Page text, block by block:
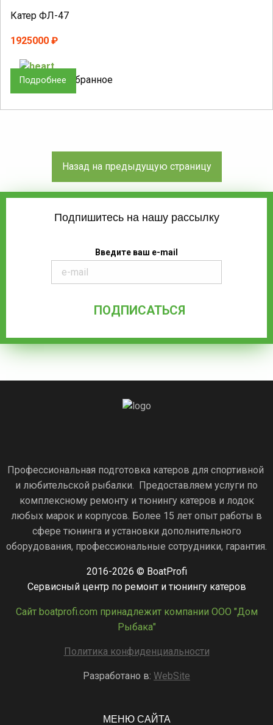
Катер ФЛ-47
1925000 ₽
Подробнее
добавить в избранное
Подпишитесь на нашу рассылку
Введите ваш e-mail
Профессиональная подготовка катеров для спортивной
и любительской рыбалки. Предоставляем услуги по
комплексному ремонту и тюнингу катеров и лодок
любых марок и корпусов. Более 15 лет опыт работы в
сфере тюнинга и установки дополнительного
оборудования, профессиональные сотрудники, гарантия.
2016-2026 © BoatProfi
Сервисный центр по ремонт и тюнингу катеров
Сайт boatprofi.com принадлежит компании ООО "Дом
Рыбака"
Политика конфиденциальности
Разработано в: WebSite
МЕНЮ САЙТА